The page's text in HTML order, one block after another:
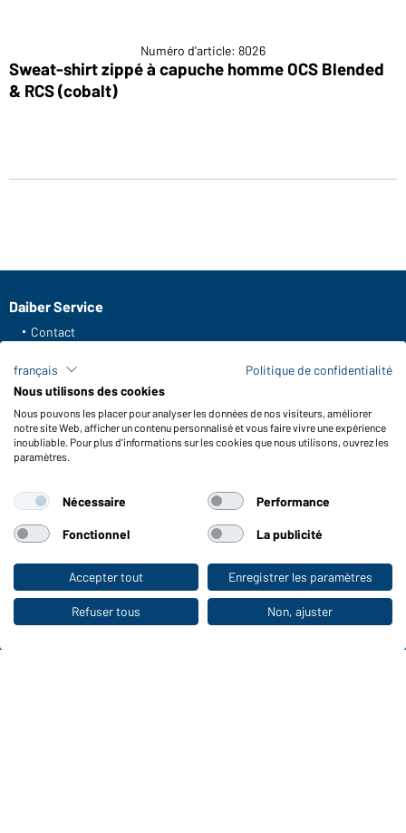
Vers la boutique pour particuliers
Numéro d'article: 8026
Sweat-shirt zippé à capuche homme OCS Blended
& RCS (cobalt)
Daiber Service
Contact
Frais de transport
FAQ / Manuel d' utilisation
Vérifier le stock
Reporting system according to whistleblower protection act
Caractéristiques du produit
Conseils d'entretien
Tailles
Couleurs
WORKWEAR COLLECTION
français
Politique de confidentialité
Nous utilisons des cookies
Nous pouvons les placer pour analyser les données de nos visiteurs, améliorer
notre site Web, afficher un contenu personnalisé et vous faire vivre une expérience
inoubliable. Pour plus d'informations sur les cookies que nous utilisons, ouvrez les
paramètres.
Nécessaire Performance
Fonctionnel La publicité
Accepter tout Enregistrer les paramètres
Refuser tous Non, ajuster